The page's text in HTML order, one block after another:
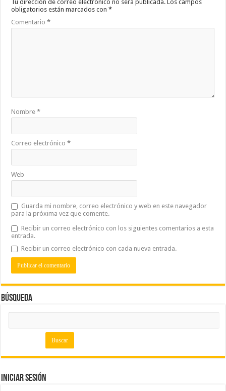
Tu dirección de correo electrónico no será publicada. Los campos
obligatorios están marcados con*
Comentario*
Nombre*
Correo electrónico*
Web
Guarda mi nombre, correo electrónico y web en este navegador
para la próxima vez que comente.
Recibir un correo electrónico con los siguientes comentarios a esta
entrada.
Recibir un correo electrónico con cada nueva entrada.
Búsqueda
Iniciar Sesión